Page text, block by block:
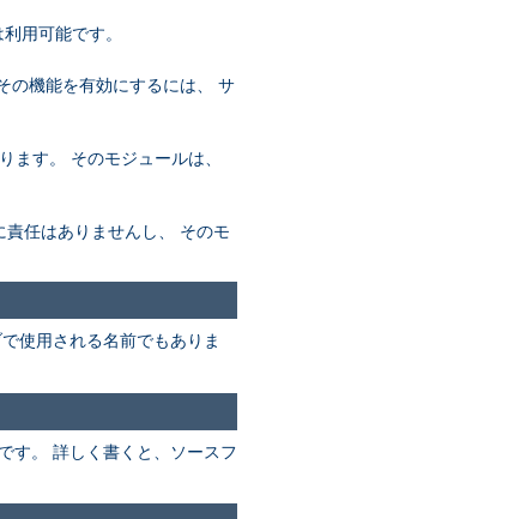
用可能です。
の機能を有効にするには、 サ
す。 そのモジュールは、
任はありませんし、 そのモ
使用される名前でもありま
す。 詳しく書くと、ソースフ